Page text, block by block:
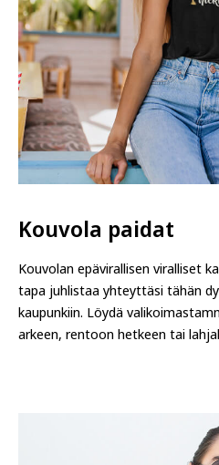
Kouvola paidat
Kouvolan epävirallisen viralliset
tapa juhlistaa yhteyttäsi tähän
kaupunkiin. Löydä
arkeen, rentoon hetkeen tai